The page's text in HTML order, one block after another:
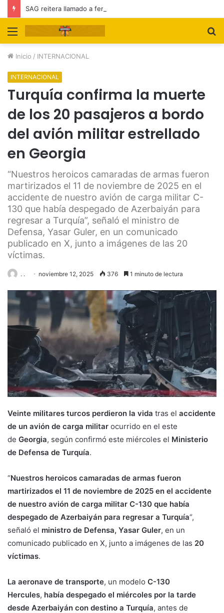
Menú
Inicio / INTERNACIONAL
INTERNACIONAL
Turquía confirma la muerte
de los 20 pasajeros a bordo
del avión militar estrellado
en Georgia
“Nuestros heroicos camaradas de armas fueron
martirizados el 11 de noviembre de 2025 en el
accidente de nuestro avión de carga militar C-
130 que había despegado de Azerbaiyán para
regresar a Turquía”, señaló el ministro de
Defensa, Yasar Guler, en un comunicado
publicado en X, junto a imágenes de las 20
víctimas.
. . noviembre 12, 2025 376 1 minuto de lectura
Veinte militares turcos perdieron la vida tras el accidente
de un avión de carga militar ocurrido en el este
de Georgia, según confirmó este miércoles el Ministerio
de Defensa de Turquía.
“Nuestros heroicos camaradas de armas fueron
martirizados el 11 de noviembre de 2025 en el accidente
de nuestro avión de carga militar C-130 que había
despegado de Azerbaiyán para regresar a Turquía“,
señaló el ministro de Defensa, Yasar Guler, en un
comunicado publicado en X, junto a imágenes de las 20
víctimas.
La aeronave de transporte, un modelo C-130
Hercules, había despegado el miércoles por la tarde
desde Azerbaiyán con destino a Turquía, antes de